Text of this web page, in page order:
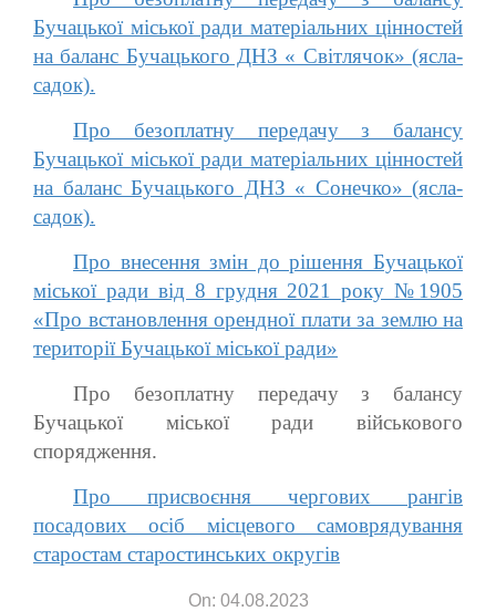
Бучацької міської ради матеріальних цінностей
на баланс Бучацького ДНЗ « Світлячок» (ясла-
садок).
Про безоплатну передачу з балансу
Бучацької міської ради матеріальних цінностей
на баланс Бучацького ДНЗ « Сонечко» (ясла-
садок).
Про внесення змін до рішення Бучацької
міської ради від 8 грудня 2021 року №1905
«Про встановлення орендної плати за землю на
території Бучацької міської ради»
Про безоплатну передачу з балансу
Бучацької міської ради військового
спорядження.
Про присвоєння чергових рангів
посадових осіб місцевого самоврядування
старостам старостинських округів
On: 04.08.2023